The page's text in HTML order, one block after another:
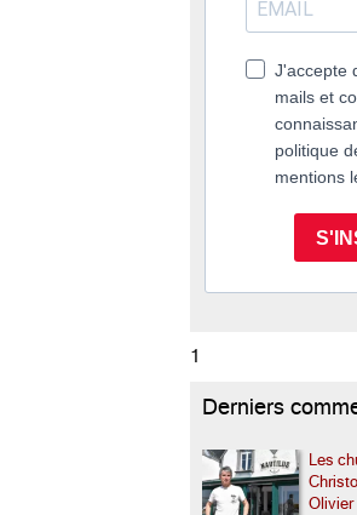
J'accepte
mails et
politique
mentions
1
Derniers
Les
Olivier